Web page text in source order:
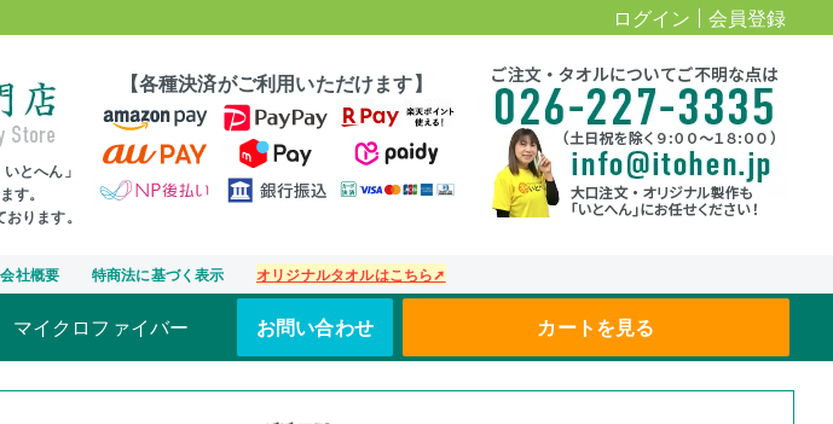
ログイン 会員登録
とへん」
す。
ります。
【各種決済がご利用いただけます】
会社概要 特商法に基づく表示 オリジナルタオルはこちら➚
マイクロファイバー お問い合わせ カートを見る